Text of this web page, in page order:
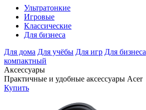
Ультратонкие
Игровые
Классические
Для бизнеса
Для дома Для учёбы Для игр Для бизнеса
компактный
Аксессуары
Практичные и удобные аксессуары Acer
Купить